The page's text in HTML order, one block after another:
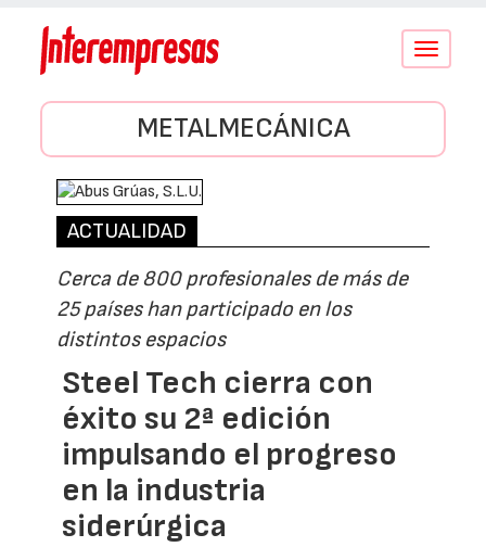
Conmutar
METALMECÁNICA
ACTUALIDAD
Cerca de 800 profesionales de más de
25 países han participado en los
distintos espacios
Steel Tech cierra con
éxito su 2ª edición
impulsando el progreso
en la industria
siderúrgica